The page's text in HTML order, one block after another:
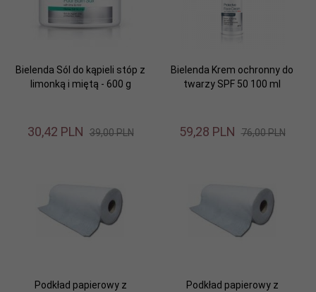
Bielenda Sól do kąpieli stóp z
limonką i miętą - 600 g
30,42 PLN 39,00 PLN
Bielenda Krem ochronny do
twarzy SPF 50 100 ml
59,28 PLN 76,00 PLN
Podkład papierowy z
Podkład papierowy z